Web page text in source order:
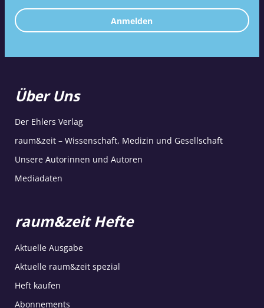
Anmelden
Über Uns
Der Ehlers Verlag
raum&zeit – Wissenschaft, Medizin und Gesellschaft
Unsere Autorinnen und Autoren
Mediadaten
raum&zeit Hefte
Aktuelle Ausgabe
Aktuelle raum&zeit spezial
Heft kaufen
Abonnements